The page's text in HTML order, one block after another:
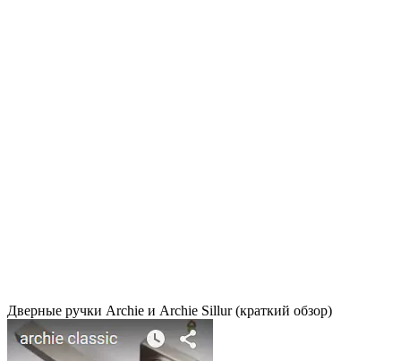
Дверные ручки Archie и Archie Sillur (краткий обзор)